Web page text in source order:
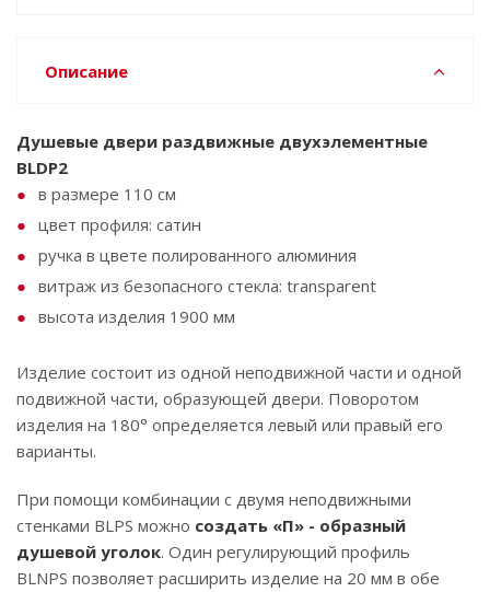
Описание
Душевые двери раздвижные двухэлементные
BLDP2
в размере 110 см
цвет профиля: сатин
ручка в цвете полированного алюминия
витраж из безопасного стекла: transparent
высота изделия 1900 мм
Изделие состоит из одной неподвижной части и одной
подвижной части, образующей двери. Поворотом
изделия на 180° определяется левый или правый его
варианты.
При помощи комбинации с двумя неподвижными
стенками BLPS можно создать «П» - образный
душевой уголок. Один регулирующий профиль
BLNPS позволяет расширить изделие на 20 мм в обе